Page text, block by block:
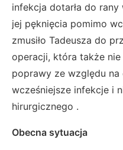
infekcja dotarła do
jej pęknięcia pomimo
zmusiło Tadeusza do
operacji, która także nie
poprawy ze względu na
wcześniejsze infekcje i
hirurgicznego .
Obecna sytuacja